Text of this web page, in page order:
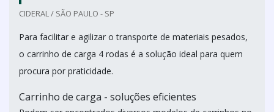
CIDERAL / SÃO PAULO - SP
Para facilitar e agilizar o transporte de materiais pesados,
o carrinho de carga 4 rodas é a solução ideal para quem
procura por praticidade.
Carrinho de carga - soluções eficientes